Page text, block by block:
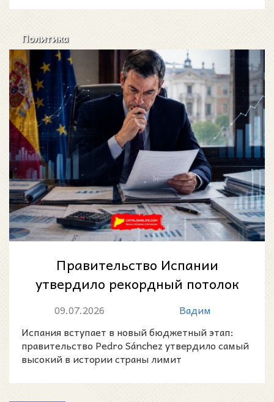
Политика
Правительство Испании
утвердило рекордный потолок
расходов на 2027 год
09.07.2026
Вадим
Испания вступает в новый бюджетный этап:
правительство Pedro Sánchez утвердило самый
высокий в истории страны лимит